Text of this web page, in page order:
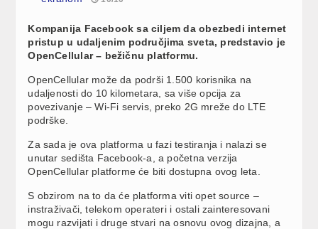
Kompanija Facebook sa ciljem da obezbedi internet
pristup u udaljenim područjima sveta, predstavio je
OpenCellular – bežičnu platformu.
OpenCellular može da podrši 1.500 korisnika na
udaljenosti do 10 kilometara, sa više opcija za
povezivanje – Wi-Fi servis, preko 2G mreže do LTE
podrške.
Za sada je ova platforma u fazi testiranja i nalazi se
unutar sedišta Facebook-a, a početna verzija
OpenCellular platforme će biti dostupna ovog leta.
S obzirom na to da će platforma viti opet source –
instraživači, telekom operateri i ostali zainteresovani
mogu razvijati i druge stvari na osnovu ovog dizajna, a